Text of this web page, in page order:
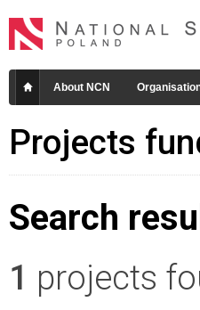
About NCN
Projects
Search
1 projects